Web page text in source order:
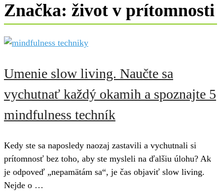
Značka: život v prítomnosti
Umenie slow living. Naučte sa
vychutnať každý okamih a spoznajte 5
mindfulness techník
Kedy ste sa naposledy naozaj zastavili a vychutnali si
prítomnosť bez toho, aby ste mysleli na ďalšiu úlohu? Ak
je odpoveď „nepamätám sa“, je čas objaviť slow living.
Nejde o …